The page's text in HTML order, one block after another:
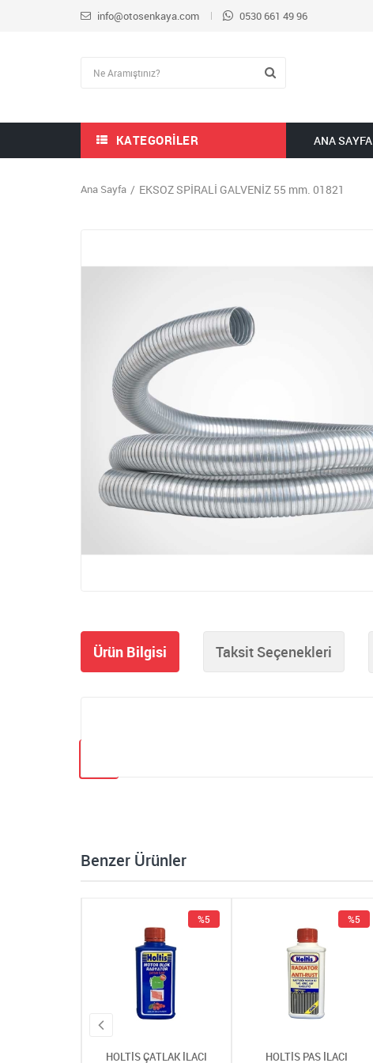
info@otosenkaya.com 0530 661 49 96
KATEGORILER ANA SAYFA
Ana Sayfa EKSOZ SPİRALİ GALVENİZ 55 mm. 01821
Ürün Bilgisi Taksit Seçenekleri
Benzer Ürünler
HOLTİS ÇATLAK İLACI
%5
HOLTİS PAS İLACI
%5